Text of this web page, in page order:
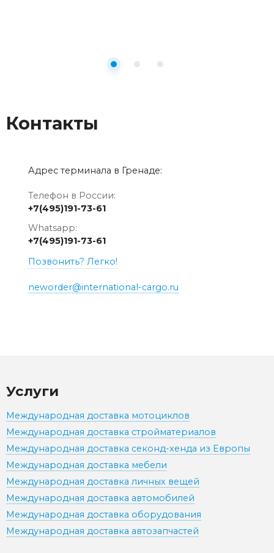
Контакты
Адрес терминала в Гренаде:
Телефон в России:
+7(495)191-73-61
Whatsapp:
+7(495)191-73-61
Позвонить? Легко!
neworder@international-cargo.ru
Услуги
Международная доставка мотоциклов
Международная доставка стройматериалов
Международная доставка секонд-хенда из Европы
Международная доставка мебели
Международная доставка личных вещей
Международная доставка автомобилей
Международная доставка оборудования
Международная доставка автозапчастей